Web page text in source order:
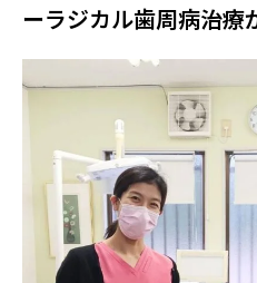
ーラジカル歯周病治療